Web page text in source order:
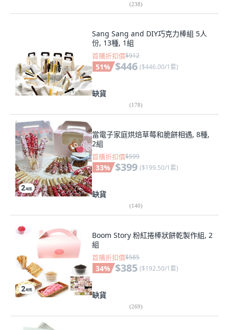
(238)
Sang Sang and DIY巧克力棒組 5人
份, 13種, 1組
首購折扣價$912
51% $446 ($446.00/1套)
缺貨
(178)
當電子家庭烘焙草莓和脆餅相遇, 8種,
2組
首購折扣價$599
33% $399 ($199.50/1套)
缺貨
(140)
Boom Story 粉紅捲棒狀餅乾製作組, 2
組
首購折扣價$585
34% $385 ($192.50/1套)
缺貨
(269)